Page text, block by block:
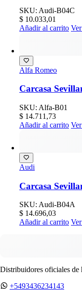
SKU: Audi-B04C
$ 10.033,01
Añadir al carrito
Alfa Romeo
Carcasa
SKU: Alfa-B01
$ 14.711,73
Añadir al carrito
Audi
Carcasa
SKU: Audi-B04A
$ 14.696,03
Añadir al carrito
Distribuidores oficiales de
+5493436234143